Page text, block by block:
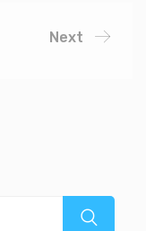
Next